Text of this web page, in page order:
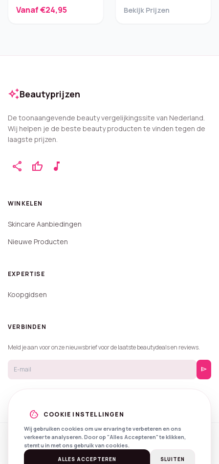
Fresh Ocean
Vanaf €24,95 Bekijk Prijzen
auto_awesomeBeautyprijzen
De toonaangevende beauty vergelijkingssite van Nederland.
Wij helpen je de beste beauty producten te vinden tegen de
laagste prijzen.
share thumb_up music_note
WINKELEN
Skincare Aanbiedingen
Nieuwe Producten
EXPERTISE
Koopgidsen
VERBINDEN
Meld je aan voor onze nieuwsbrief voor de laatste beautydeals en reviews.
send
© 2026 Beautyprijzen.
Created with
byNXS Digital
SpotlightsPrivacyVoorwaarden
cookie COOKIE INSTELLINGEN
Wij gebruiken cookies om uw ervaring te verbeteren en ons
verkeer te analyseren. Door op "Alles Accepteren" te klikken,
stemt u in met ons gebruik van cookies.
ALLES ACCEPTEREN SLUITEN